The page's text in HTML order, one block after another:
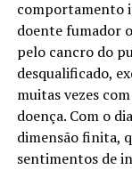
comportamento
doente fumador
pelo cancro do
desqualificado,
muitas vezes
doença. Com o
dimensão finita,
sentimentos de